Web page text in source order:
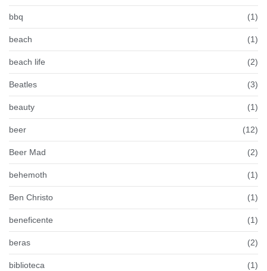
bbq (1)
beach (1)
beach life (2)
Beatles (3)
beauty (1)
beer (12)
Beer Mad (2)
behemoth (1)
Ben Christo (1)
beneficente (1)
beras (2)
biblioteca (1)